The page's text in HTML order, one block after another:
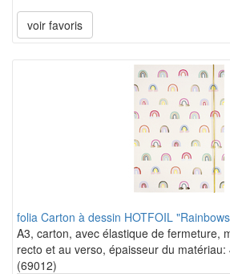
voir favoris
folia Carton à dessin HOTFOIL
A3, carton, avec élastique de fermeture,
recto et au verso, épaisseur du matériau:
(69012)